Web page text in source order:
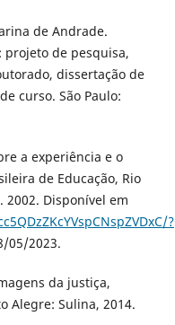
de Andrade.
de pesquisa,
dissertação de
curso. São Paulo:
a experiência e o
de Educação, Rio
2002. Disponível em
?
05/2023.
da justiça,
Alegre: Sulina, 2014.